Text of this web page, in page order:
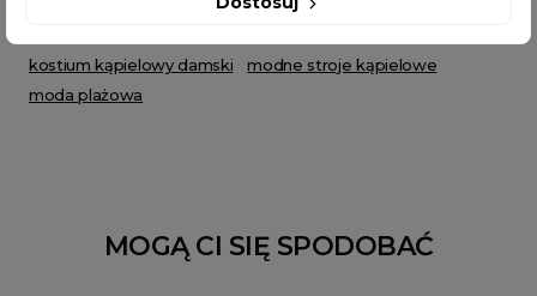
kostium kąpielowy prażkowany
strój kąpielowy we wzór
kostium kąpielowy damski
modne stroje kąpielowe
moda plażowa
MOGĄ CI SIĘ SPODOBAĆ